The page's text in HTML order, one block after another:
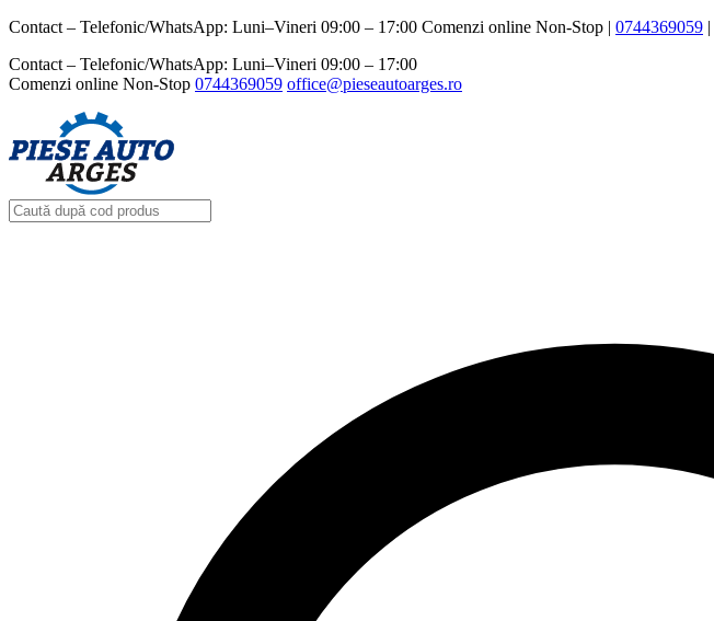
Contact – Telefonic/WhatsApp: Luni–Vineri 09:00 – 17:00 Comenzi online Non-Stop | 0744369059‬ |
Contact – Telefonic/WhatsApp: Luni–Vineri 09:00 – 17:00
Comenzi online Non-Stop 0744369059‬ office@pieseautoarges.ro